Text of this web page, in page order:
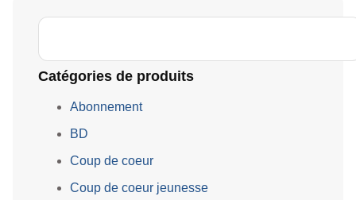
Catégories de produits
Abonnement
BD
Coup de coeur
Coup de coeur jeunesse